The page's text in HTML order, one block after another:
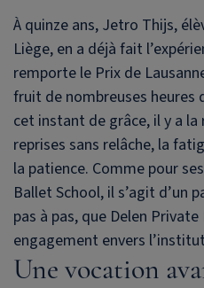
À quinze ans, Jetro Thijs,
Liège, en a déjà fait
remporte le Prix de
fruit de nombreuses heures
cet instant de grâce, il y a
reprises sans relâche, la
la patience. Comme pour
Ballet School, il s’agit d’un
pas à pas, que Delen Private
engagement envers
Une vocation